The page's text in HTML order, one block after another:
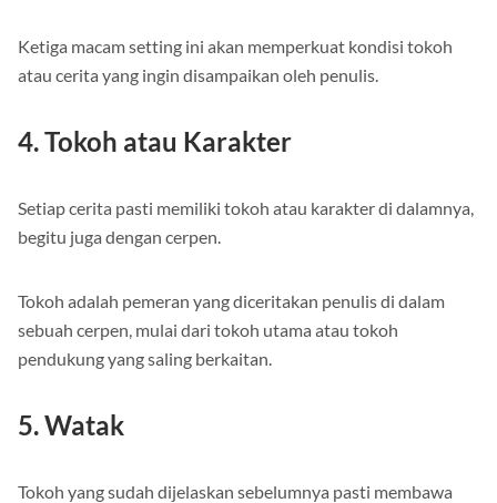
Ketiga macam setting ini akan memperkuat kondisi tokoh
atau cerita yang ingin disampaikan oleh penulis.
4.Tokoh atau Karakter
Setiap cerita pasti memiliki tokoh atau karakter di dalamnya,
begitu juga dengan cerpen.
Tokoh adalah pemeran yang diceritakan penulis di dalam
sebuah cerpen, mulai dari tokoh utama atau tokoh
pendukung yang saling berkaitan.
5. Watak
Tokoh yang sudah dijelaskan sebelumnya pasti membawa